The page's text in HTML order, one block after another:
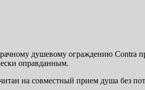
душевому ограждению
оправданным.
на совместный прием душа без